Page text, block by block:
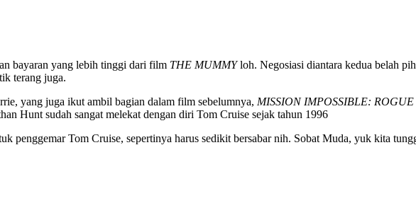
bayaran yang lebih tinggi dari film THE MUMMYloh. Negosiasi diantara kedua belah
terang juga.
yang juga ikut ambil bagian dalam film sebelumnya, MISSION IMPOSSIBLE:
Hunt sudah sangat melekat dengan diri Tom Cruise sejak tahun 1996
penggemar Tom Cruise, sepertinya harus sedikit bersabar nih. Sobat Muda, yuk kita